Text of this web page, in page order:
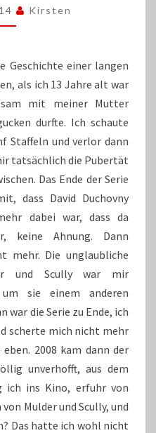
NOCHKirsten
Geschichte einer langen
als ich 13 Jahre alt war
mit meiner Mutter
durfte. Ich schaute
Staffeln und verlor dann
tatsächlich die Pubertät
Das Ende der Serie
dass David Duchovny
dabei war, dass da
keine Ahnung. Dann
mehr. Die unglaubliche
und Scully war mir
sie einem anderen
war die Serie zu Ende, ich
scherte mich nicht mehr
2008 kam dann der
unverhofft, aus dem
ich ins Kino, erfuhr von
Mulder und Scully, und
Das hatte ich wohl nicht